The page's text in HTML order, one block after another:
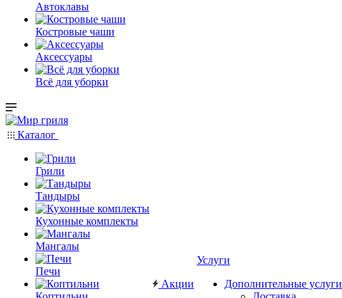
Автоклавы
Костровые чаши
Аксессуары
Всё для уборки
Каталог
Грили
Тандыры
Кухонные комплекты
Мангалы
Печи
Акции
Услуги
Дополнительные услуги